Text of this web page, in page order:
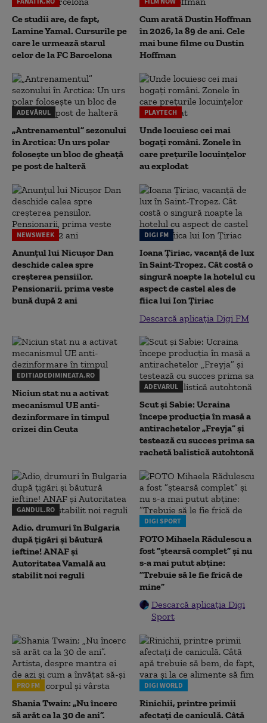
Ce studii are, de fapt,
Lamine Yamal. Cursurile pe
care le urmează starul
celor de la FC Barcelona
Cum arată Dustin Hoffman
în 2026, la 89 de ani. Cele
mai bune filme cu Dustin
Hoffman
ADEVĂRUL
„Antrenamentul” sezonului
în Arctica: Un urs polar
folosește un bloc de gheață
pe post de halteră
PLAYTECH
Unde locuiesc cei mai
bogați români. Zonele în
care prețurile locuințelor
au explodat
NEWSWEEK
Anunțul lui Nicușor Dan
deschide calea spre
creșterea pensiilor.
Pensionarii, prima veste
bună după 2 ani
DIGI FM
Ioana Țiriac, vacanță de lux
în Saint-Tropez. Cât costă o
singură noapte la hotelul cu
aspect de castel ales de
fiica lui Ion Țiriac
Descarcă aplicația Digi FM
EDITIADEDIMINEATA.RO
Niciun stat nu a activat
mecanismul UE anti-
dezinformare în timpul
crizei din Ceuta
ADEVARUL
Scut și Sabie: Ucraina
începe producția în masă a
antirachetelor „Freyja” și
testează cu succes prima sa
rachetă balistică autohtonă
GANDUL.RO
Adio, drumuri în Bulgaria
după țigări și băutură
ieftine! ANAF și
Autoritatea Vamală au
stabilit noi reguli
DIGI SPORT
FOTO Mihaela Rădulescu a
fost ”ștearsă complet” și nu
s-a mai putut abține:
”Trebuie să le fie frică de
mine”
Descarcă aplicația Digi
Sport
PRO FM
Shania Twain: „Nu încerc
să arăt ca la 30 de ani”.
DIGI WORLD
Rinichii, printre primii
afectați de caniculă. Câtă